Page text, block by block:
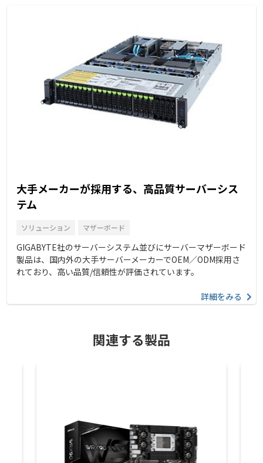
大手メーカーが採用する、高品質サーバーシス
テム
ソリューション マザーボード
GIGABYTE社のサーバーシステム並びにサーバーマザーボード
製品は、国内外の大手サーバーメーカーでOEM／ODM採用さ
れており、高い品質/信頼性が評価されています。
詳細をみる
関連する製品